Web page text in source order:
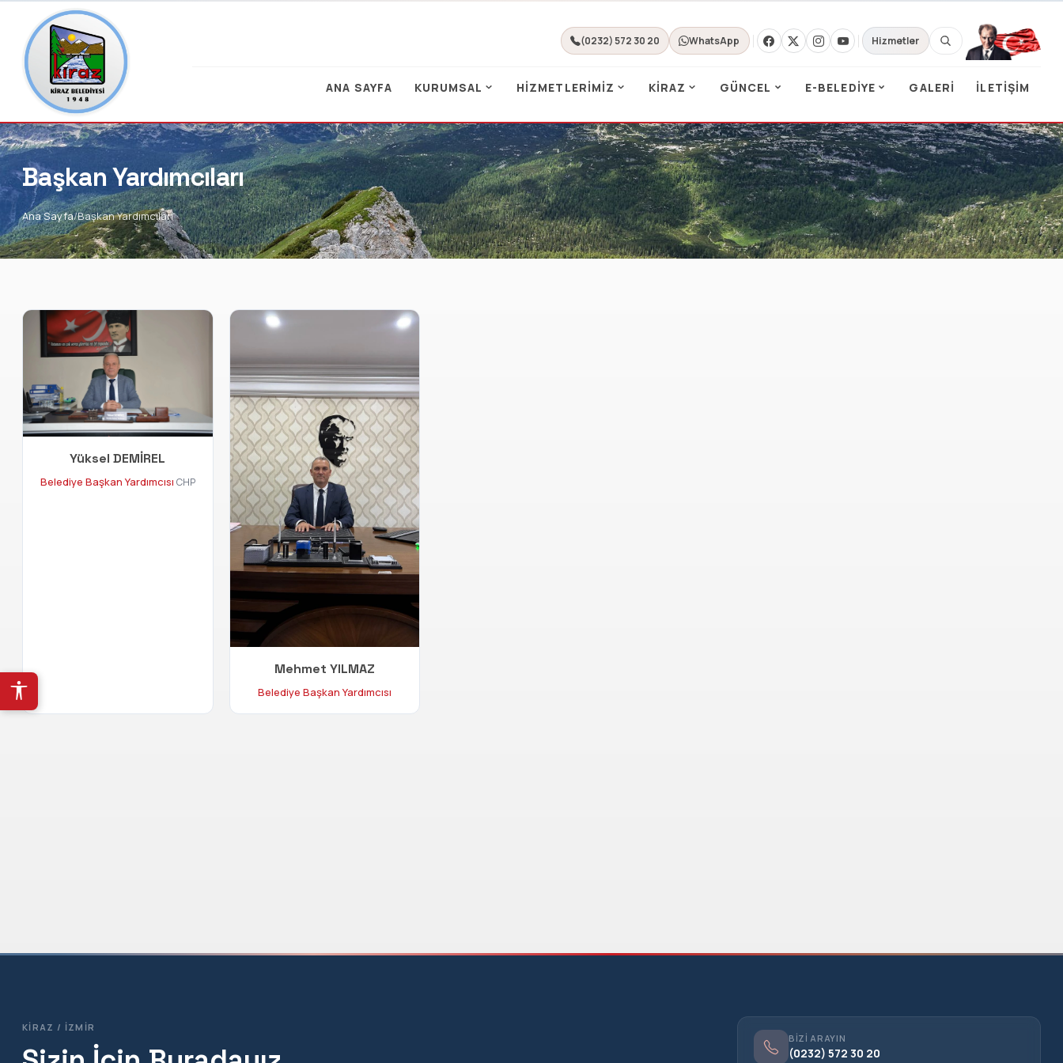
(0232) 572 30 20 WhatsApp Hizmetler
ANA SAYFA KURUMSAL HIZMETLERIMIZ KIRAZ GÜNCEL E-BELEDIYE GALERI İLETIŞIM
Başkan Yardımcıları
Ana Sayfa Başkan Yardımcıları
Yüksel DEMİREL
Belediye Başkan Yardımcısı CHP
Mehmet YILMAZ
Belediye Başkan Yardımcısı
KIRAZ / İZMIR
BIZI ARAYIN
(0232) 572 30 20